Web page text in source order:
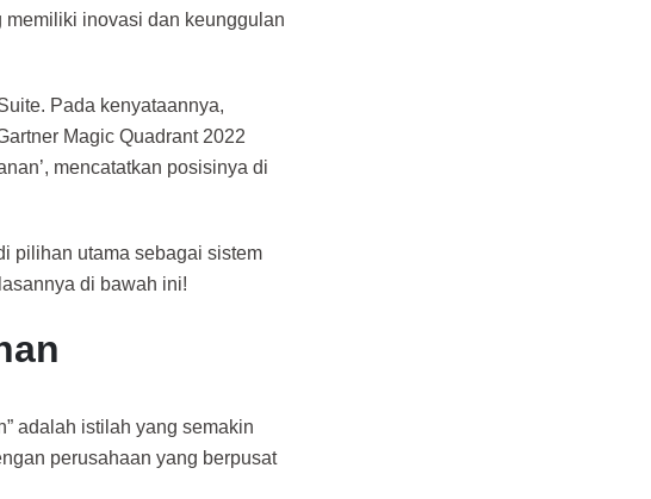
inovasi dan keunggulan
Pada kenyataannya,
Magic Quadrant 2022
mencatatkan posisinya di
pilihan utama sebagai sistem
di bawah ini!
adalah istilah yang semakin
perusahaan yang berpusat